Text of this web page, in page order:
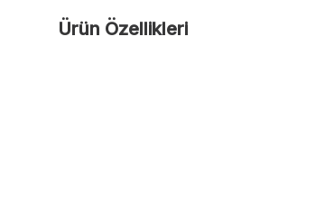
Ürün Özellikleri